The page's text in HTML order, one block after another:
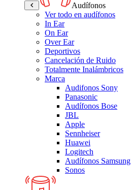
Audífonos
Ver todo en audífonos
In Ear
On Ear
Over Ear
Deportivos
Cancelación de Ruido
Totalmente Inalámbricos
Marca
Audifonos Sony
Panasonic
Audífonos Bose
JBL
Apple
Sennheiser
Huawei
Logitech
Audífonos Samsung
Sonos